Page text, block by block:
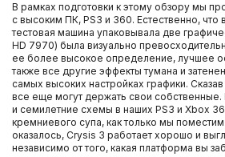
В рамках подготовки к этому обзору мы
с высоким ПК, PS3 и 360. Естественно, что
тестовая машина упаковывала две
HD 7970) была визуально
ее более высокое определение, лучшее
также все другие эффекты тумана и
самых высоких настройках графики.
все еще могут держать свои
и семилетние схемы в наших PS3 и Xbox
кремниевого супа, как только мы поместим
оказалось, Crysis 3 работает хорошо и
независимо от того, какая платформа вы